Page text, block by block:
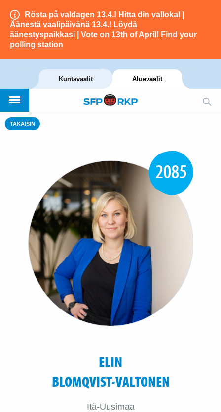
Rösta på valdagen 13.4.! Hitta din vallokal
Äänestä vaalipäivänä 13.4.! Löydä
äänestyspaikkasi | Vote on 13th of April! Find your
polling station
Kuntavaalit Aluevaalit
TAKAISIN
2085
ELIN
BLOMQVIST-VALTONEN
Itä-Uusimaa